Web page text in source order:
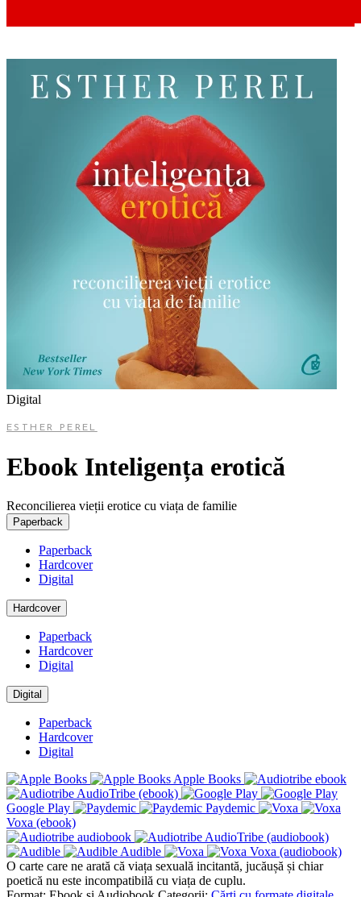
Digital
ESTHER PEREL
Ebook Inteligența erotică
Reconcilierea vieții erotice cu viața de familie
Paperback
Paperback
Hardcover
Digital
Hardcover
Paperback
Hardcover
Digital
Digital
Paperback
Hardcover
Digital
Apple Books
AudioTribe (ebook)
Google Play
Paydemic
Voxa (ebook)
AudioTribe (audiobook)
Audible
Voxa (audiobook)
O carte care ne arată că viața sexuală incitantă, jucăușă și chiar
poetică nu este incompatibilă cu viața de cuplu.